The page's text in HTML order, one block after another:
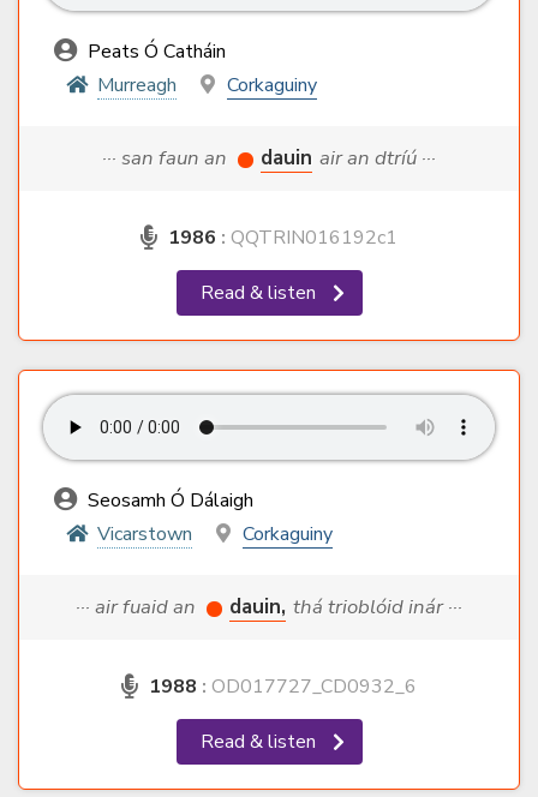
Peats Ó Catháin
Murreagh
Corkaguiny
··· san faun an dauin air an dtríú ···
1986 : QQTRIN016192c1
Read & listen
Seosamh Ó Dálaigh
Vicarstown
Corkaguiny
··· air fuaid an dauin, thá trioblóid inár ···
1988 : OD017727_CD0932_6
Read & listen